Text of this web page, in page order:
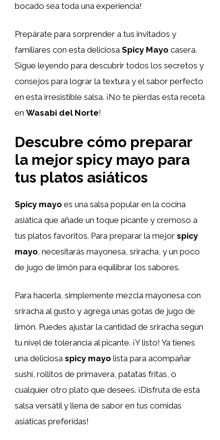
bocado sea toda una experiencia!
Prepárate para sorprender a tus invitados y
familiares con esta deliciosa Spicy Mayo casera.
Sigue leyendo para descubrir todos los secretos y
consejos para lograr la textura y el sabor perfecto
en esta irresistible salsa. ¡No te pierdas esta receta
en Wasabi del Norte!
Descubre cómo preparar
la mejor spicy mayo para
tus platos asiáticos
Spicy mayo es una salsa popular en la cocina
asiática que añade un toque picante y cremoso a
tus platos favoritos. Para preparar la mejor spicy
mayo , necesitarás mayonesa, sriracha, y un poco
de jugo de limón para equilibrar los sabores.
Para hacerla, simplemente mezcla mayonesa con
sriracha al gusto y agrega unas gotas de jugo de
limón. Puedes ajustar la cantidad de sriracha según
tu nivel de tolerancia al picante. ¡Y listo! Ya tienes
una deliciosa spicy mayo lista para acompañar
sushi, rollitos de primavera, patatas fritas, o
cualquier otro plato que desees. ¡Disfruta de esta
salsa versátil y llena de sabor en tus comidas
asiáticas preferidas!